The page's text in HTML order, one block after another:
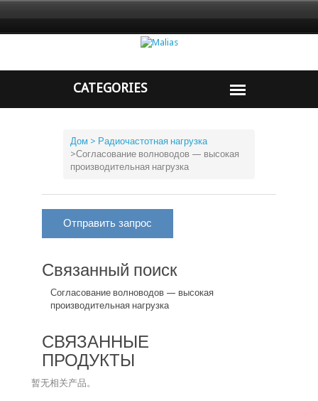
Дом > Радиочастотная нагрузка
>Согласование волноводов — высокая
производительная нагрузка
Отправить запрос
Связанный поиск
Согласование волноводов — высокая
производительная нагрузка
СВЯЗАННЫЕ
ПРОДУКТЫ
暂无相关产品。